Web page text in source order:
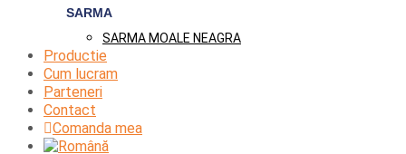
SARMA
SARMA MOALE NEAGRA
Productie
Cum lucram
Parteneri
Contact
Comanda mea